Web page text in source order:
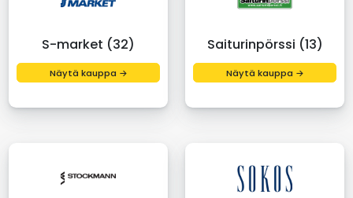
S-market (32)
Näytä kauppa →
Saiturinpörssi (13)
Näytä kauppa →